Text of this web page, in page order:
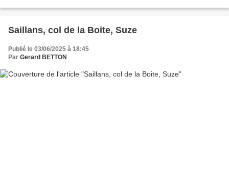
Saillans, col de la Boite, Suze
Publié le 03/06/2025 à 18:45
Par Gerard BETTON